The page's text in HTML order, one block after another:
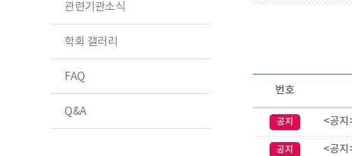
관련기관소식
학회 갤러리
FAQ
Q&A
번호
공지 <공지
공지 <공지